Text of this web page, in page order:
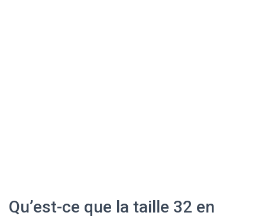
Qu’est-ce que la taille 32 en